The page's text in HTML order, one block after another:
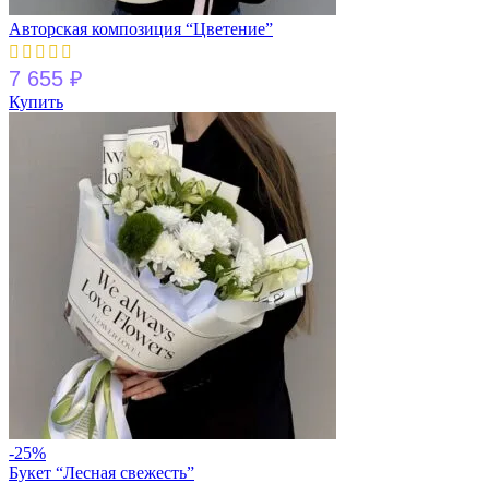
Авторская композиция “Цветение”
7 655 ₽
Купить
-25%
Букет “Лесная свежесть”